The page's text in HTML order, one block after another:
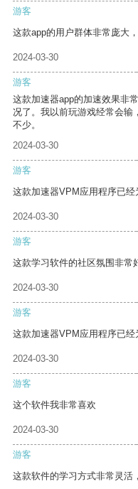
游客
这款app的用户群体非常庞大
2024-03-30
游客
这款加速器app的加速效果非
况了。我以前玩游戏经常会输
不少。
2024-03-30
游客
这款加速器VPM应用程序已经
2024-03-30
游客
这款学习软件的社区氛围非常
2024-03-30
游客
这款加速器VPM应用程序已经
2024-03-30
游客
这个软件我非常喜欢
2024-03-30
游客
这款软件的学习方式非常灵活